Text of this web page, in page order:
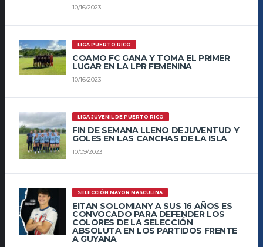
10/16/2023
LIGA PUERTO RICO
COAMO FC GANA Y TOMA EL PRIMER
LUGAR EN LA LPR FEMENINA
10/16/2023
LIGA JUVENIL DE PUERTO RICO
FIN DE SEMANA LLENO DE JUVENTUD Y
GOLES EN LAS CANCHAS DE LA ISLA
10/09/2023
SELECCIÓN MAYOR MASCULINA
EITAN SOLOMIANY A SUS 16 AÑOS ES
CONVOCADO PARA DEFENDER LOS
COLORES DE LA SELECCIÓN
ABSOLUTA EN LOS PARTIDOS FRENTE
A GUYANA